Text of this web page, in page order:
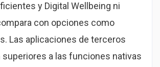
y Digital Wellbeing ni
con opciones como
Las aplicaciones de terceros
a las funciones nativas